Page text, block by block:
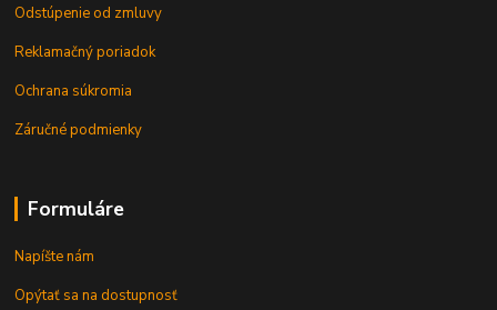
Odstúpenie od zmluvy
Reklamačný poriadok
Ochrana súkromia
Záručné podmienky
Formuláre
Napíšte nám
Opýtať sa na dostupnosť